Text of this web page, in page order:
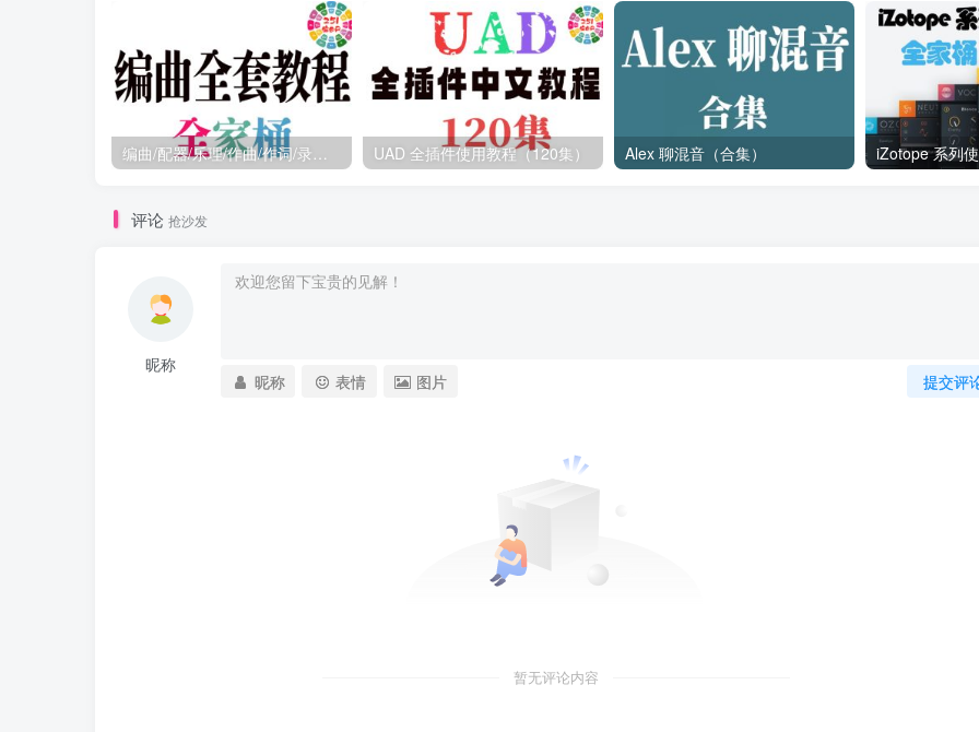
UAD 全插件使用教程（120集） Alex 聊混音（合集）
评论 抢沙发
昵称
提交评
昵称 表情 图片
暂无评论内容